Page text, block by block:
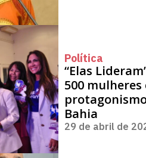
Política
“Elas
500
Bahia
29 de abril de